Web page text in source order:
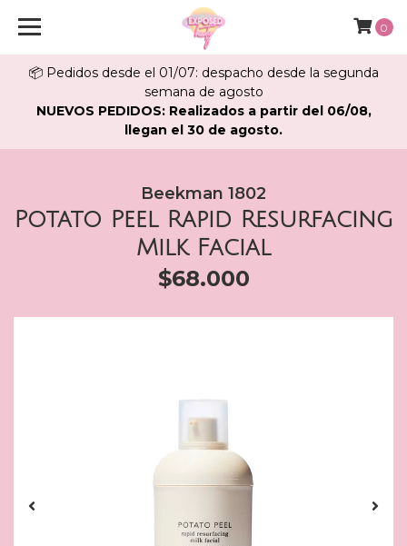
📦 Pedidos desde el 01/07: despacho desde la segunda
semana de agosto
NUEVOS PEDIDOS: Realizados a partir del 06/08,
llegan el 30 de agosto.
0
Beekman 1802
Potato Peel Rapid Resurfacing
Milk Facial
$68.000